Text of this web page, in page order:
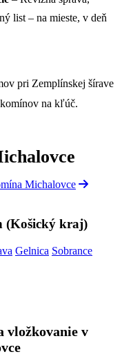
list – na mieste, v deň
pri Zemplínskej šírave
na kľúč.
Michalovce
(Košický kraj)
Gelnica Sobrance
vložkovanie v